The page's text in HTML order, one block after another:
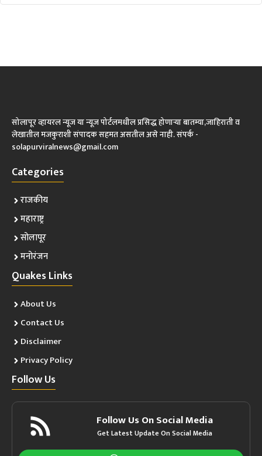
सोलापूर व्हायरल न्यूज या न्यूज पोर्टलमधील प्रसिद्ध होणाऱ्या बातम्या,जाहिराती व
लेखातील मजकुराशी संपादक सहमत असतील असे नाही. संपर्क -
solapurviralnews@gmail.com
Categories
राजकीय
महाराष्ट्र
सोलापूर
मनोरंजन
Quakes Links
About Us
Contact Us
Disclaimer
Privacy Policy
Follow Us
Follow Us On Social Media
Get Latest Update On Social Media